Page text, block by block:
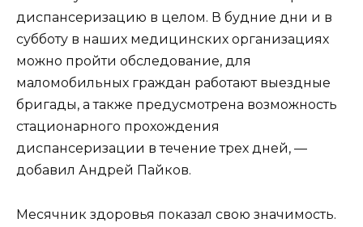
диспансеризацию в целом. В будние дни и в
субботу в наших медицинских организациях
можно пройти обследование, для
маломобильных граждан работают выездные
бригады, а также предусмотрена возможность
стационарного прохождения
диспансеризации в течение трех дней, —
добавил Андрей Пайков.
Месячник здоровья показал свою значимость.